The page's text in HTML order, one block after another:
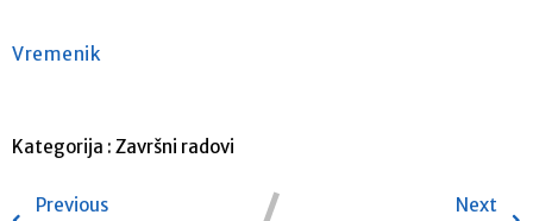
Vremenik
Kategorija : Završni radovi
Previous
Next